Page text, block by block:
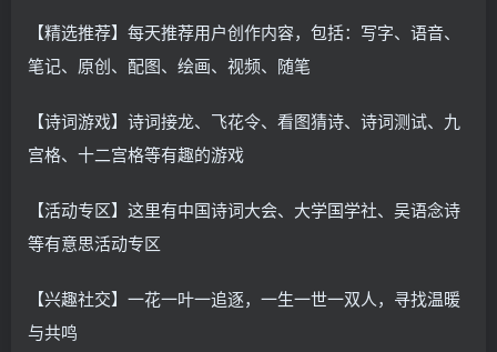
【精选推荐】每天推荐用户创作内容，包括：写字、语音、
笔记、原创、配图、绘画、视频、随笔
【诗词游戏】诗词接龙、飞花令、看图猜诗、诗词测试、九
宫格、十二宫格等有趣的游戏
【活动专区】这里有中国诗词大会、大学国学社、吴语念诗
等有意思活动专区
【兴趣社交】一花一叶一追逐，一生一世一双人，寻找温暖
与共鸣